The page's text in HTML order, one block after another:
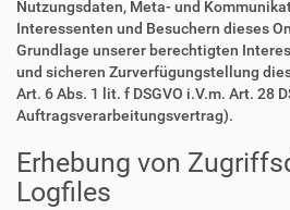
Nutzungsdaten, Meta- und
Interessenten und Besuchern dieses
Grundlage unserer berechtigten
und sicheren Zurverfügungstellung
Art. 6 Abs. 1 lit. f DSGVO i.V.m. Art. 28
Auftragsverarbeitungsvertrag).
Erhebung von
Logfiles